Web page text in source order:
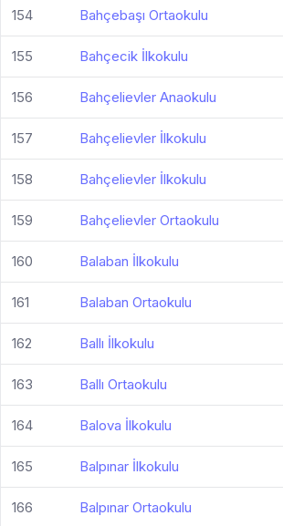
154 Bahçebaşı Ortaokulu
155 Bahçecik İlkokulu
156 Bahçelievler Anaokulu
157 Bahçelievler İlkokulu
158 Bahçelievler İlkokulu
159 Bahçelievler Ortaokulu
160 Balaban İlkokulu
161 Balaban Ortaokulu
162 Ballı İlkokulu
163 Ballı Ortaokulu
164 Balova İlkokulu
165 Balpınar İlkokulu
166 Balpınar Ortaokulu